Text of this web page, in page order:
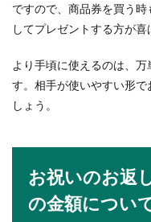
ス
ょう
字
ジ
ですので、商品券を買う
してプレゼントする方が喜
より手頃に使えるのは、
す。相手が使いやすい形
しょう。
お祝いのお返
の金額につい